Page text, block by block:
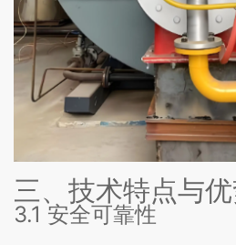
三、技术特点与
3.1 安全可靠性